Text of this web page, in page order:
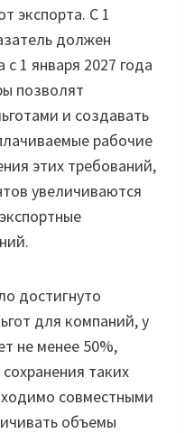
экспорта. С 1
должен
с 1 января 2027 года
позволят
и создавать
рабочие
этих требований,
увеличиваются
достигнуто
для компаний, у
не менее 50%,
таких
совместными
объемы